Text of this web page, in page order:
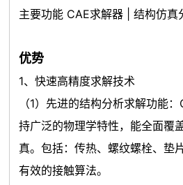
主要功能 CAE求解器| 结构仿真
优势
1、快速高精度求解技术
（1）先进的结构分析求解功能
持广泛的物理学特性，能全面覆
真。包括：传热、螺纹螺栓、垫
有效的接触算法。